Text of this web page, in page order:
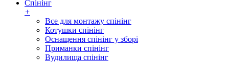
Спінінг
+
Все для монтажу спінінг
Котушки спінінг
Оснащення спінінг у зборі
Приманки спінінг
Вудилища спінінг